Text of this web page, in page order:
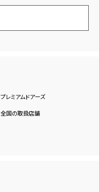
プレミアムドアーズ
全国の取扱店舗